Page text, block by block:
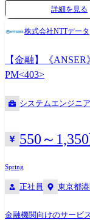
ジニア等様々な職種の
向けてリードし、ご経
イル開発等様々ですの
ード感を経験できます。 【主な開発環境】 言語:Java、Kotlin、Go、
フレームワーク:Spring
他:Docker(Kubernetes)
※アーキテクチャ選定
な技術を取り入れてク
詳細を見る
株式会社NTTデータ
【金融】《
PM<403>
システムエンジニア
550～
Spring
正社員 東京都
金融機関向けのサービ